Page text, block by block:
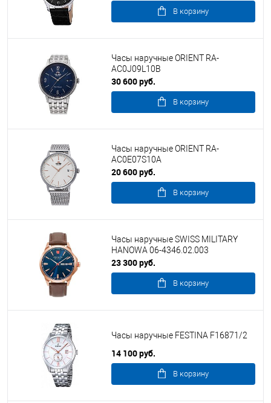
В корзину
Часы наручные ORIENT RA-
AC0J09L10B
30 600 руб.
В корзину
Часы наручные ORIENT RA-
AC0E07S10A
20 600 руб.
В корзину
Часы наручные SWISS MILITARY
HANOWA 06-4346.02.003
23 300 руб.
В корзину
Часы наручные FESTINA F16871/2
14 100 руб.
В корзину